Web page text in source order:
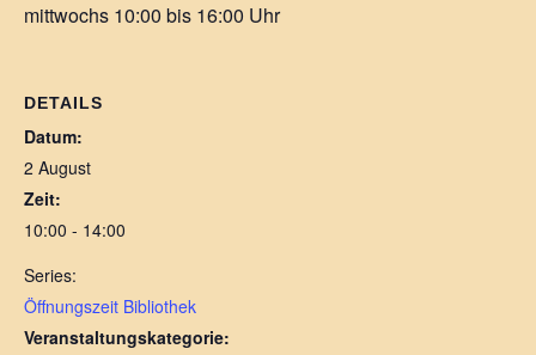
mittwochs 10:00 bis 16:00 Uhr
DETAILS
Datum:
2 August
Zeit:
10:00 - 14:00
Series:
Öffnungszeit Bibliothek
Veranstaltungskategorie: